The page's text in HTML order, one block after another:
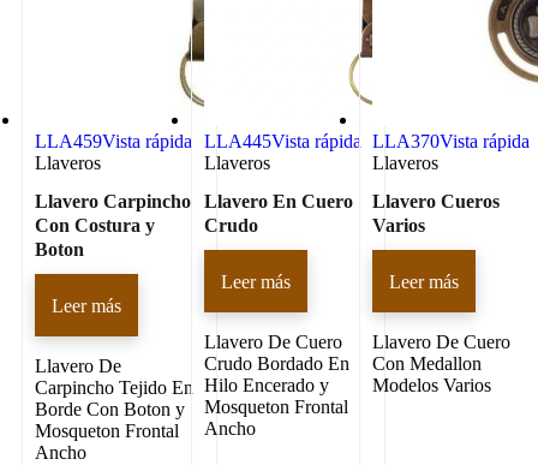
LLA459Vista rápida
Llaveros
Llavero Carpincho
Con Costura y
Boton
Leer más
Llavero De
Carpincho Tejido En
Borde Con Boton y
Mosqueton Frontal
Ancho
LLA445Vista rápida
Llaveros
Llavero En Cuero
Crudo
Leer más
Llavero De Cuero
Crudo Bordado En
Hilo Encerado y
Mosqueton Frontal
Ancho
LLA370Vista rápida
Llaveros
Llavero Cueros
Varios
Leer más
Llavero De Cuero
Con Medallon
Modelos Varios